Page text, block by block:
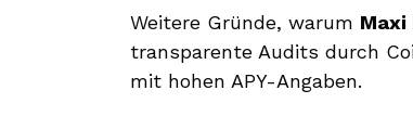
Weitere Gründe, warum Maxi
transparente Audits durch
mit hohen APY-Angaben.